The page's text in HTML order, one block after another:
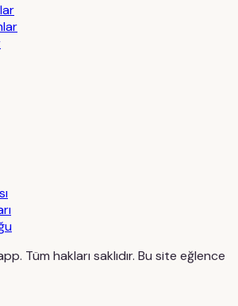
Tüm hakları saklıdır. Bu site eğlence